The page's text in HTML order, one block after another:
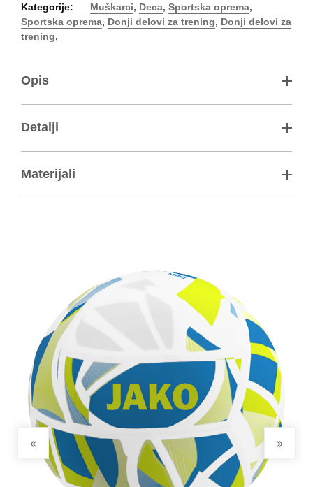
Kategorije: Muškarci, Deca, Sportska oprema,
Sportska oprema, Donji delovi za trening, Donji delovi za
trening,
Opis
Detalji
Materijali